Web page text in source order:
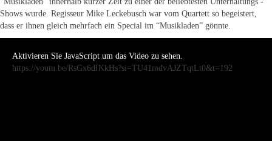
Shows wurde. Regisseur Mike Leckebusch war vom Quartett so begeistert,
dass er ihnen gleich mehrfach ein Special im “Musikladen” gönnte.
Aktivieren Sie JavaScript um das Video zu sehen.
https://youtu.be/RsGx6dIKkHs?si=TU41mdvAJZTqtLt0&t=192